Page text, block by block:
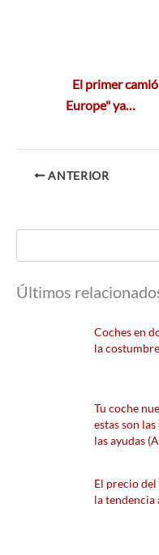
El primer
Europe" ya…
ANTERIOR
Últimos
Coches en
la
Tu coche
estas son
las ayudas
El precio
la tendencia